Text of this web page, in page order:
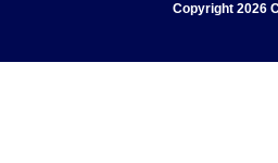
Copyright 2026